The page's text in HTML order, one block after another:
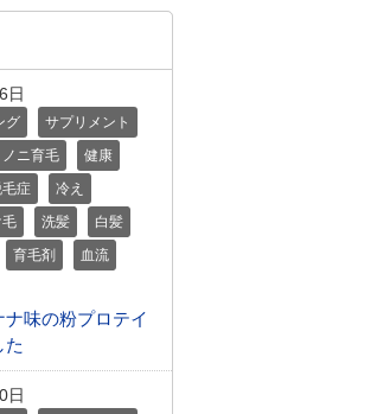
日
グ
サプリメント
ノニ育毛
健康
症
冷え
洗髪
白髪
育毛剤
血流
味の粉プロテイ
た
日